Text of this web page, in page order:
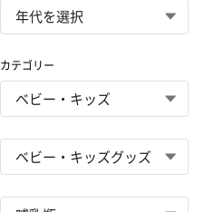
カテゴリー